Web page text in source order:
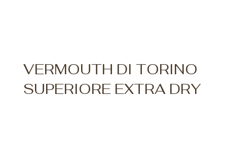
VERMOUTH DI TORINO
SUPERIORE EXTRA DRY